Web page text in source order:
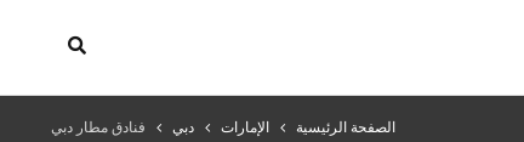
الصفحة الرئيسية الإمارات دبي فنادق مطار دبي